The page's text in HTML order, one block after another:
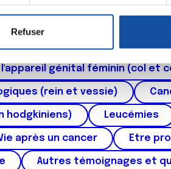
à tout moment à partir de la
qui peuvent combiner celles-ci avec
utilisation de leurs services.
Refuser
Cancer du sein
l'appareil génital féminin (col et
(rein et vessie)
hodgkiniens) Leucémies
après un cancer Etre
Autres témoignages et